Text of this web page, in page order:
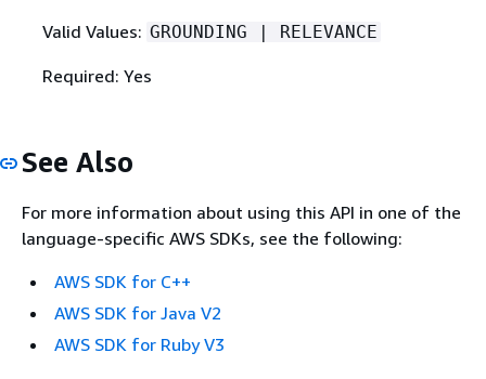
Valid Values: GROUNDING | RELEVANCE
Required: Yes
See Also
For more information about using this API in one of the
language-specific AWS SDKs, see the following:
AWS SDK for C++
AWS SDK for Java V2
AWS SDK for Ruby V3